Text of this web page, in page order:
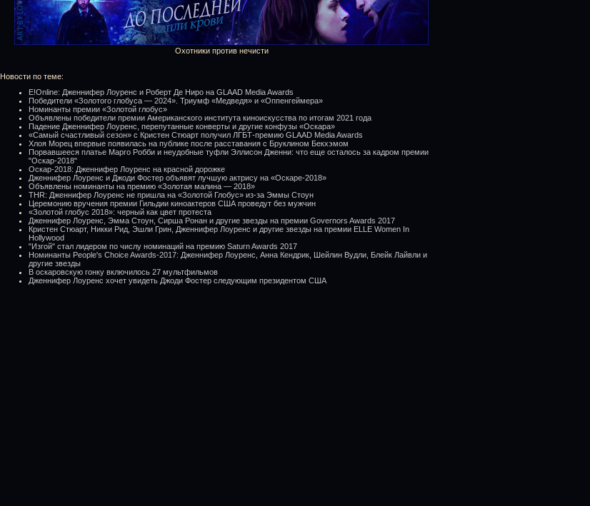
Охотники против нечисти
Новости по теме:
E!Online: Дженнифер Лоуренс и Роберт Де Ниро на GLAAD Media Awards
Победители «Золотого глобуса — 2024». Триумф «Медведя» и «Оппенгеймера»
Номинанты премии «Золотой глобус»
Объявлены победители премии Американского института киноискусства по итогам 2021 года
Падение Дженнифер Лоуренс, перепутанные конверты и другие конфузы «Оскара»
«Самый счастливый сезон» с Кристен Стюарт получил ЛГБТ-премию GLAAD Media Awards
Хлоя Морец впервые появилась на публике после расставания с Бруклином Бекхэмом
Порвавшееся платье Марго Робби и неудобные туфли Эллисон Дженни: что еще осталось за кадром премии
"Оскар-2018"
Оскар-2018: Дженнифер Лоуренс на красной дорожке
Дженнифер Лоуренс и Джоди Фостер объявят лучшую актрису на «Оскаре-2018»
Объявлены номинанты на премию «Золотая малина — 2018»
THR: Дженнифер Лоуренс не пришла на «Золотой Глобус» из-за Эммы Стоун
Церемонию вручения премии Гильдии киноактеров США проведут без мужчин
«Золотой глобус 2018»: черный как цвет протеста
Дженнифер Лоуренс, Эмма Стоун, Сирша Ронан и другие звезды на премии Governors Awards 2017
Кристен Стюарт, Никки Рид, Эшли Грин, Дженнифер Лоуренс и другие звезды на премии ELLE Women In
Hollywood
"Изгой" стал лидером по числу номинаций на премию Saturn Awards 2017
Номинанты People's Choice Awards-2017: Дженнифер Лоуренс, Анна Кендрик, Шейлин Вудли, Блейк Лайвли и
другие звезды
В оскаровскую гонку включилось 27 мультфильмов
Дженнифер Лоуренс хочет увидеть Джоди Фостер следующим президентом США